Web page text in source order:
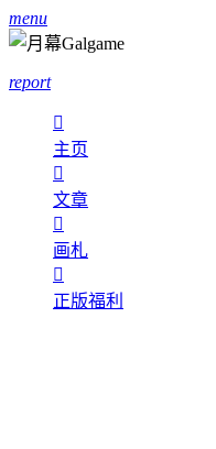
menu
report

主页

文章

画札

正版福利